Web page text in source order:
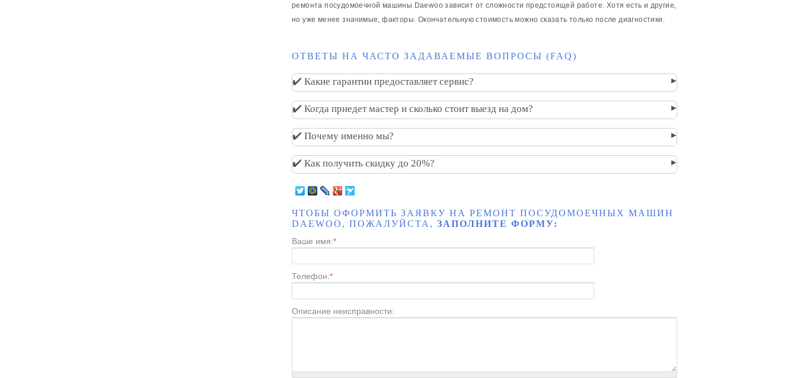
ремонта посудомоечной машины Daewoo зависит от сложности предстоящей работе. Хотя есть и другие,
но уже менее значимые, факторы. Окончательную стоимость можно сказать только после диагностики.
ОТВЕТЫ НА ЧАСТО ЗАДАВАЕМЫЕ ВОПРОСЫ (FAQ)
✔️ Какие гарантии предоставляет сервис? ▸
✔️ Когда приедет мастер и сколько стоит выезд на дом? ▸
✔️ Почему именно мы? ▸
✔️ Как получить скидку до 20%? ▸
ЧТОБЫ ОФОРМИТЬ ЗАЯВКУ НА РЕМОНТ ПОСУДОМОЕЧНЫХ МАШИН
DAEWOO, ПОЖАЛУЙСТА, ЗАПОЛНИТЕ ФОРМУ:
Ваше имя:*
Телефон:*
Описание неисправности: